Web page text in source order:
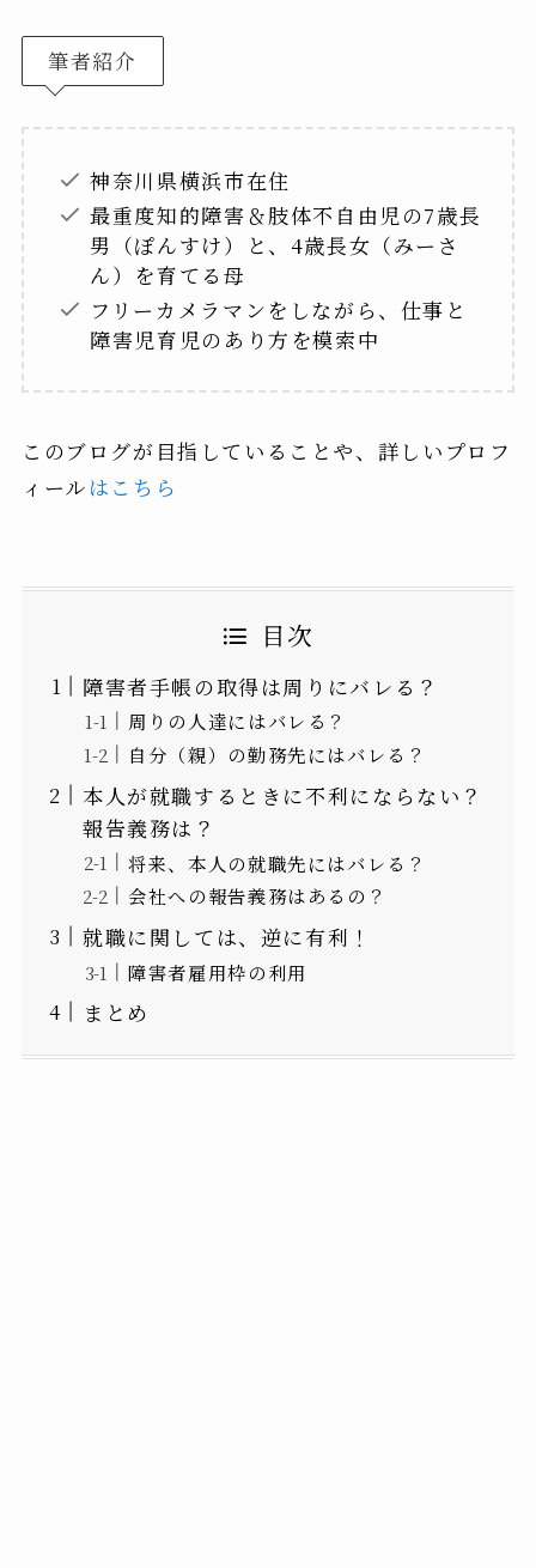
筆者紹介
神奈川県横浜市在住
最重度知的障害＆肢体不自由児の7歳長
男（ぽんすけ）と、4歳長女（みーさ
ん）を育てる母
フリーカメラマンをしながら、仕事と
障害児育児のあり方を模索中
このブログが目指していることや、詳しいプロフ
ィール はこちら
目次
障害者手帳の取得は周りにバレる？
周りの人達にはバレる？
自分（親）の勤務先にはバレる？
本人が就職するときに不利にならない？
報告義務は？
将来、本人の就職先にはバレる？
会社への報告義務はあるの？
就職に関しては、逆に有利！
障害者雇用枠の利用
まとめ